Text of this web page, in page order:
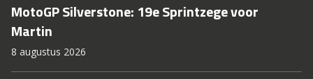
MotoGP Silverstone: 19e Sprintzege voor
Martin
8 augustus 2026